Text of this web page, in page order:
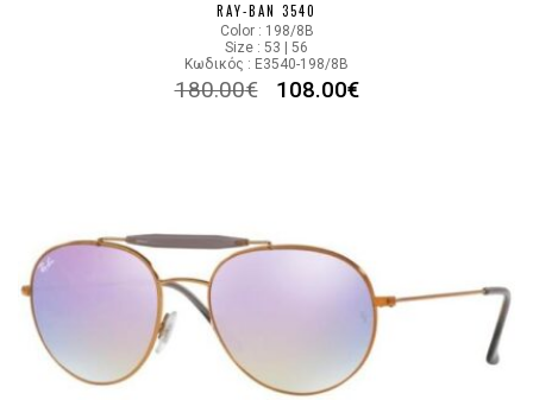
RAY-BAN 3540
Color : 198/8B
Size : 53 | 56
Κωδικός : E3540-198/8B
180.00€ 108.00€